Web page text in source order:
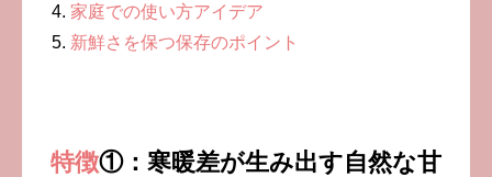
家庭での使い方アイデア
新鮮さを保つ保存のポイント
特徴①：寒暖差が生み出す自然な甘